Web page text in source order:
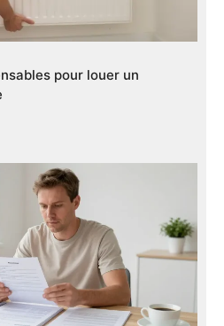
pour louer un